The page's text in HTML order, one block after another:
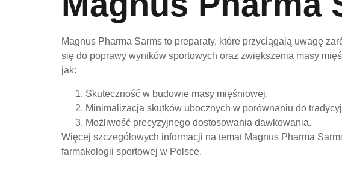
Magnus Pharma Sarms to preparaty, które przyciągają uwagę
się do poprawy wyników sportowych oraz zwiększenia masy
jak:
Skuteczność w budowie masy mięśniowej.
Minimalizacja skutków ubocznych w porównaniu do
Możliwość precyzyjnego dostosowania dawkowania.
Więcej szczegółowych informacji na temat Magnus Pharma
farmakologii sportowej w Polsce.